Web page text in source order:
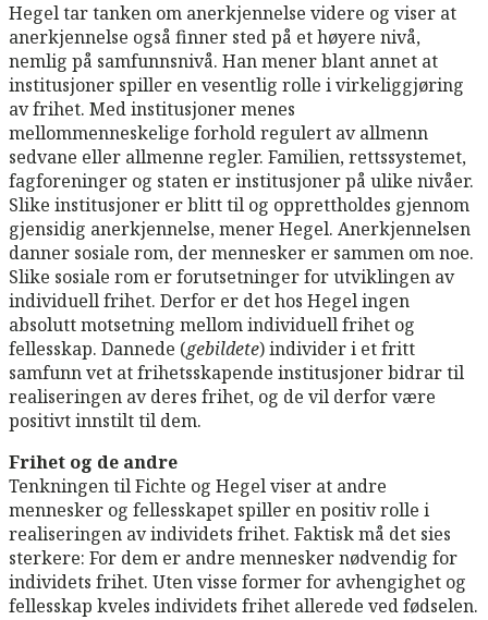
Hegel tar tanken om anerkjennelse videre og viser at
anerkjennelse også finner sted på et høyere nivå,
nemlig på samfunnsnivå. Han mener blant annet at
institusjoner spiller en vesentlig rolle i virkeliggjøring
av frihet. Med institusjoner menes
mellommenneskelige forhold regulert av allmenn
sedvane eller allmenne regler. Familien, rettssystemet,
fagforeninger og staten er institusjoner på ulike nivåer.
Slike institusjoner er blitt til og opprettholdes gjennom
gjensidig anerkjennelse, mener Hegel. Anerkjennelsen
danner sosiale rom, der mennesker er sammen om noe.
Slike sosiale rom er forutsetninger for utviklingen av
individuell frihet. Derfor er det hos Hegel ingen
absolutt motsetning mellom individuell frihet og
fellesskap. Dannede (gebildete) individer i et fritt
samfunn vet at frihetsskapende institusjoner bidrar til
realiseringen av deres frihet, og de vil derfor være
positivt innstilt til dem.
Frihet og de andre
Tenkningen til Fichte og Hegel viser at andre
mennesker og fellesskapet spiller en positiv rolle i
realiseringen av individets frihet. Faktisk må det sies
sterkere: For dem er andre mennesker nødvendig for
individets frihet. Uten visse former for avhengighet og
fellesskap kveles individets frihet allerede ved fødselen.